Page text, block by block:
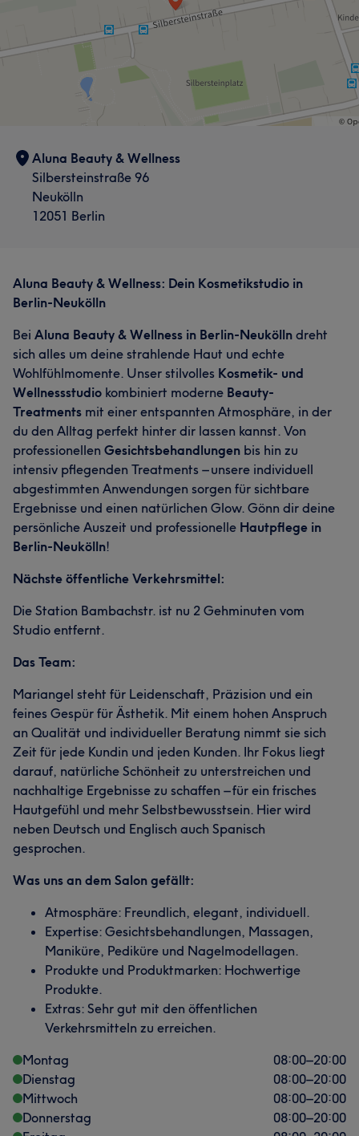
Aluna Beauty & Wellness
Silbersteinstraße 96
Neukölln
12051 Berlin
Aluna Beauty & Wellness: Dein Kosmetikstudio in
Berlin-Neukölln
Bei Aluna Beauty & Wellness in Berlin-Neukölln dreht
sich alles um deine strahlende Haut und echte
Wohlfühlmomente. Unser stilvolles Kosmetik- und
Wellnessstudio kombiniert moderne Beauty-
Treatments mit einer entspannten Atmosphäre, in der
du den Alltag perfekt hinter dir lassen kannst. Von
professionellen Gesichtsbehandlungen bis hin zu
intensiv pflegenden Treatments – unsere individuell
abgestimmten Anwendungen sorgen für sichtbare
Ergebnisse und einen natürlichen Glow. Gönn dir deine
persönliche Auszeit und professionelle Hautpflege in
Berlin-Neukölln!
Nächste öffentliche Verkehrsmittel:
Die Station Bambachstr. ist nu 2 Gehminuten vom
Studio entfernt.
Das Team:
Mariangel steht für Leidenschaft, Präzision und ein
feines Gespür für Ästhetik. Mit einem hohen Anspruch
an Qualität und individueller Beratung nimmt sie sich
Zeit für jede Kundin und jeden Kunden. Ihr Fokus liegt
darauf, natürliche Schönheit zu unterstreichen und
nachhaltige Ergebnisse zu schaffen – für ein frisches
Hautgefühl und mehr Selbstbewusstsein. Hier wird
neben Deutsch und Englisch auch Spanisch
gesprochen.
Was uns an dem Salon gefällt:
Atmosphäre: Freundlich, elegant, individuell.
Expertise: Gesichtsbehandlungen, Massagen,
Maniküre, Pediküre und Nagelmodellagen.
Produkte und Produktmarken: Hochwertige
Produkte.
Extras: Sehr gut mit den öffentlichen
Verkehrsmitteln zu erreichen.
Montag
08:00–20:00
Dienstag
08:00–20:00
Mittwoch
08:00–20:00
Donnerstag
08:00–20:00